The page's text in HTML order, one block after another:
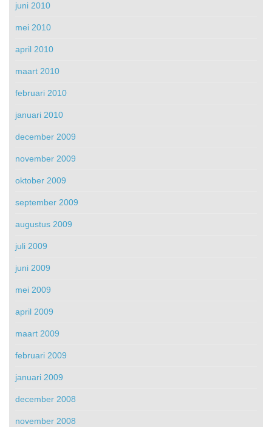
juni 2010
mei 2010
april 2010
maart 2010
februari 2010
januari 2010
december 2009
november 2009
oktober 2009
september 2009
augustus 2009
juli 2009
juni 2009
mei 2009
april 2009
maart 2009
februari 2009
januari 2009
december 2008
november 2008